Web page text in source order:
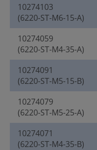
10274103
(6220-ST-M6-15-A)
10274059
(6220-ST-M4-35-A)
10274091
(6220-ST-M5-15-B)
10274079
(6220-ST-M5-25-A)
10274071
(6220-ST-M4-35-B)